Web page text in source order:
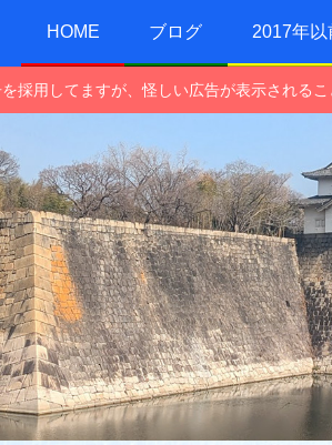
HOME ブログ 2017年
採用してますが、怪しい広告が表示される